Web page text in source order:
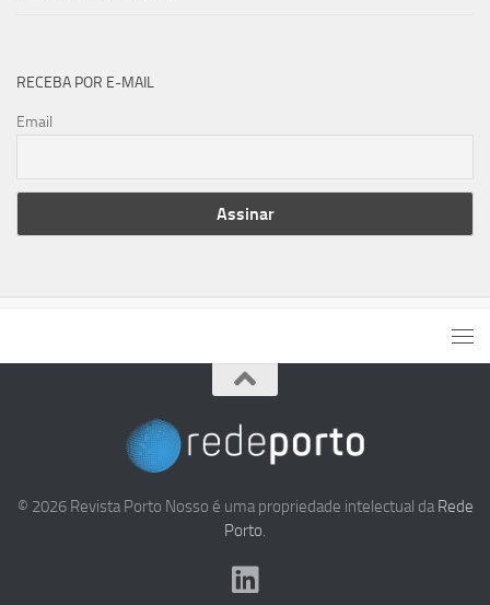
RECEBA POR E-MAIL
Email
© 2026 Revista Porto Nosso é uma propriedade intelectual da Rede
Porto